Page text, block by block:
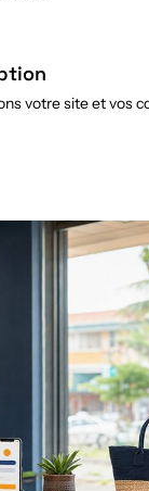
votre site et vos